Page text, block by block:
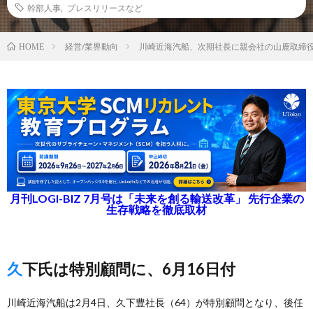
幹部人事
プレスリリースなど
HOME 経営/業界動向 川崎近海汽船、次期社長に親会社の山鹿取締
月刊LOGI-BIZ 7月号は「未来を創る輸送改革」 先行企業の
生存戦略を徹底取材
久下氏は特別顧問に、6月16日付
川崎近海汽船は2月4日、久下豊社長（64）が特別顧問となり、後任